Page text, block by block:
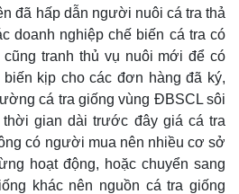
đã hấp dẫn người nuôi cá tra thả
doanh nghiệp chế biến cá tra có
tranh thủ vụ nuôi mới để có
kịp cho các đơn hàng đã ký,
cá tra giống vùng ĐBSCL sôi
gian dài trước đây giá cá tra
có người mua nên nhiều cơ sở
hoạt động, hoặc chuyển sang
khác nên nguồn cá tra giống